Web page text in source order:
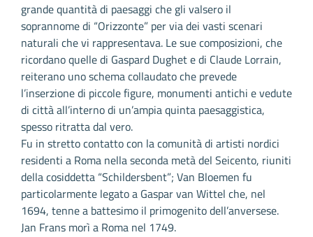
grande quantità di paesaggi che gli valsero il
soprannome di “Orizzonte” per via dei vasti scenari
naturali che vi rappresentava. Le sue composizioni, che
ricordano quelle di Gaspard Dughet e di Claude Lorrain,
reiterano uno schema collaudato che prevede
l’inserzione di piccole figure, monumenti antichi e vedute
di città all’interno di un’ampia quinta paesaggistica,
spesso ritratta dal vero.
Fu in stretto contatto con la comunità di artisti nordici
residenti a Roma nella seconda metà del Seicento, riuniti
della cosiddetta “Schildersbent”; Van Bloemen fu
particolarmente legato a Gaspar van Wittel che, nel
1694, tenne a battesimo il primogenito dell’anversese.
Jan Frans morì a Roma nel 1749.